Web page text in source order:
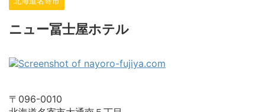
ニュー冨士屋ホテル
〒096-0010